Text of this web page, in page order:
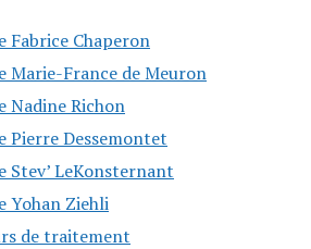
Fabrice Chaperon
Marie-France de Meuron
Nadine Richon
Pierre Dessemontet
Stev’ LeKonsternant
Yohan Ziehli
de traitement